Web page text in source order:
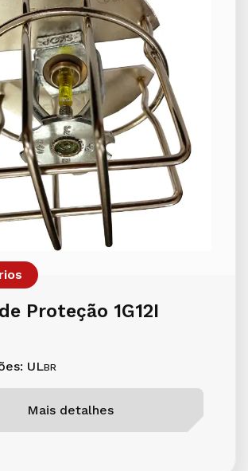
Proteção 1G12I
ULBR
Mais detalhes